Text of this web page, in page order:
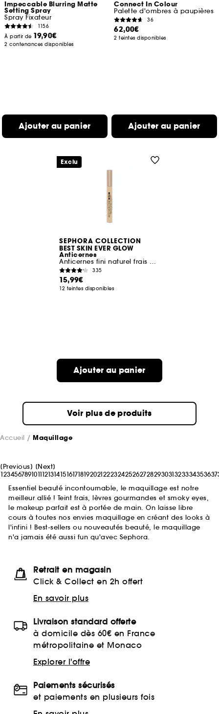
Impeccable Blurring Matte
Setting Spray
Spray Fixateur
1156
À partir de 19,90€
2 contenances disponibles
Ajouter au panier
Connect In Colour
Palette d'ombres à paupières
36
62,00€
2 teintes disponibles
Ajouter au panier
SEPHORA COLLECTION
BEST SKIN EVER GLOW
Anticernes
Anticernes fini naturel frais et lumineux
335
15,99€
12 teintes disponibles
Ajouter au panier
Exclu
Voir plus de produits
Accueil Maquillage
[Previous] [Next]
12345678910111213141516171819202122232425262728293031323334353637
Essentiel beauté incontournable, le maquillage est notre
meilleur allié ! Teint frais, lèvres gourmandes et smoky eyes,
le makeup parfait est à portée de main. On laisse libre
cours à toutes nos envies maquillage en créant des looks à
l'infini ! Best-sellers ou nouveautés beauté, le maquillage
n'a jamais été aussi fun qu'avec Sephora.
Retrait en magasin
Click & Collect en 2h offert
En savoir plus
Livraison standard offerte
à domicile dès 60€ en France
métropolitaine et Monaco
Explorer l'offre
Paiements sécurisés
et paiements en plusieurs fois